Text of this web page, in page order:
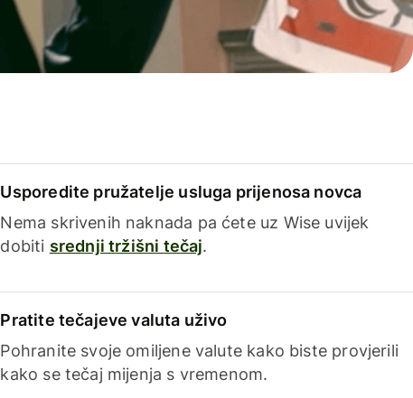
Usporedite pružatelje usluga prijenosa novca
Nema skrivenih naknada pa ćete uz Wise uvijek
dobiti srednji tržišni tečaj.
Pratite tečajeve valuta uživo
Pohranite svoje omiljene valute kako biste provjerili
kako se tečaj mijenja s vremenom.